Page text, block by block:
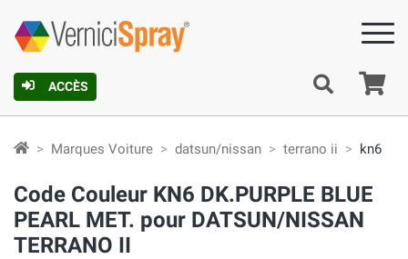
ACCÈS
Marques Voiture datsun/nissan terrano ii kn6
Code Couleur KN6 DK.PURPLE BLUE
PEARL MET. pour DATSUN/NISSAN
TERRANO II